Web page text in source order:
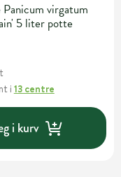
Panicum virgatum
5 liter potte
i 13 centre
i kurv